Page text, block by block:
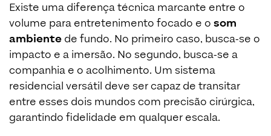
Existe uma diferença técnica marcante entre o
volume para entretenimento focado e o som
ambiente de fundo. No primeiro caso, busca-se o
impacto e a imersão. No segundo, busca-se a
companhia e o acolhimento. Um sistema
residencial versátil deve ser capaz de transitar
entre esses dois mundos com precisão cirúrgica,
garantindo fidelidade em qualquer escala.